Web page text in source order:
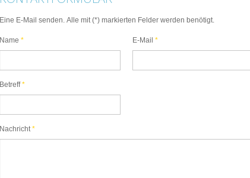
Eine E-Mail senden. Alle mit (*) markierten Felder werden benötigt.
Name * E-Mail *
Betreff*
Nachricht*